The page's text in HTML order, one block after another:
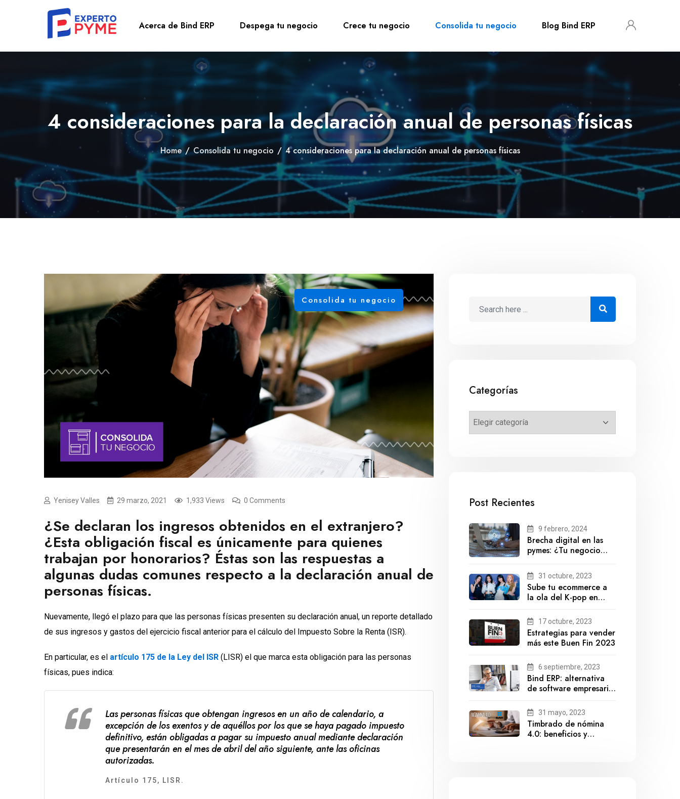
Acerca de Bind ERP Despega tu negocio Crece tu negocio Consolida tu negocio Blog Bind ERP
4 consideraciones para la declaración anual de personas físicas
Home / Consolida tu negocio / 4 consideraciones para la declaración anual de personas físicas
Consolida tu negocio
Yenisey Valles 29 marzo, 2021 1,933 Views 0 Comments
¿Se declaran los ingresos obtenidos en el extranjero?
¿Esta obligación fiscal es únicamente para quienes
trabajan por honorarios? Éstas son las respuestas a
algunas dudas comunes respecto a la declaración anual de
personas físicas.
Nuevamente, llegó el plazo para que las personas físicas presenten su declaración anual, un reporte detallado
de sus ingresos y gastos del ejercicio fiscal anterior para el cálculo del Impuesto Sobre la Renta (ISR).
En particular, es el artículo 175 de la Ley del ISR (LISR) el que marca esta obligación para las personas
físicas, pues indica:
Las personas físicas que obtengan ingresos en un año de calendario, a
excepción de los exentos y de aquéllos por los que se haya pagado impuesto
definitivo, están obligadas a pagar su impuesto anual mediante declaración
que presentarán en el mes de abril del año siguiente, ante las oficinas
autorizadas.
Artículo 175, LISR.
Categorías
Post Recientes
9 febrero, 2024
Brecha digital en las
pymes: ¿Tu negocio
futuro?31 octubre, 2023
Sube tu ecommerce a
la ola del K-pop en
17 octubre, 2023
Estrategias para vender
más este Buen Fin 2023
6 septiembre, 2023
Bind ERP: alternativa
de software empresarial
Gestionix
31 mayo, 2023
Timbrado de nómina
4.0: beneficios y